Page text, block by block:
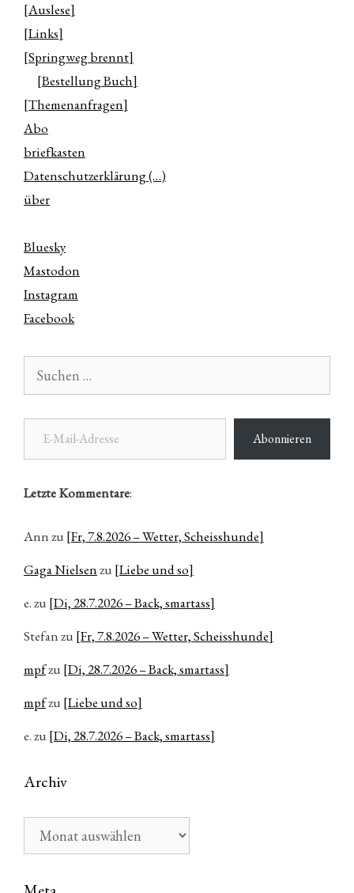
[Auslese]
[Links]
[Springweg brennt]
[Bestellung Buch]
[Themenanfragen]
Abo
briefkasten
Datenschutzerklärung (…)
über
Bluesky
Mastodon
Instagram
Facebook
nach:
E-Mail-Adresse
Abonnieren
Letzte Kommentare:
Annzu [Fr, 7.8.2026 – Wetter, Scheisshunde]
Gaga Nielsenzu [Liebe und so]
e.zu [Di, 28.7.2026 – Back, smartass]
Stefanzu [Fr, 7.8.2026 – Wetter, Scheisshunde]
mpfzu [Di, 28.7.2026 – Back, smartass]
mpfzu [Liebe und so]
e.zu [Di, 28.7.2026 – Back, smartass]
Archiv